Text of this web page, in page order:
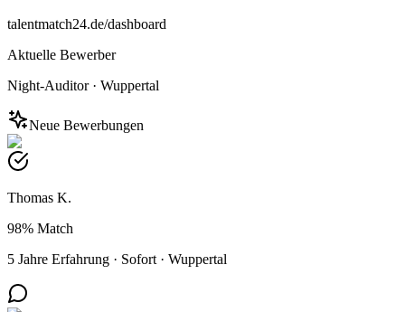
talentmatch24.de/dashboard
Aktuelle Bewerber
Night-Auditor· Wuppertal
Neue Bewerbungen
Thomas K.
98% Match
5 Jahre Erfahrung · Sofort · Wuppertal